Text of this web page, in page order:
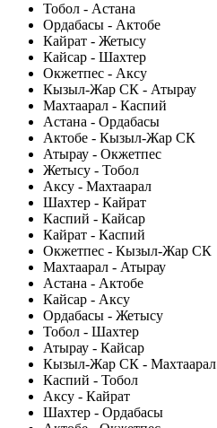
Тобол - Астана
Ордабасы - Актобе
Кайрат - Жетысу
Кайсар - Шахтер
Окжетпес - Аксу
Кызыл-Жар СК - Атырау
Махтаарал - Каспий
Астана - Ордабасы
Актобе - Кызыл-Жар СК
Атырау - Окжетпес
Жетысу - Тобол
Аксу - Махтаарал
Шахтер - Кайрат
Каспий - Кайсар
Кайрат - Каспий
Окжетпес - Кызыл-Жар СК
Махтаарал - Атырау
Астана - Актобе
Кайсар - Аксу
Ордабасы - Жетысу
Тобол - Шахтер
Атырау - Кайсар
Кызыл-Жар СК - Махтаарал
Каспий - Тобол
Аксу - Кайрат
Шахтер - Ордабасы